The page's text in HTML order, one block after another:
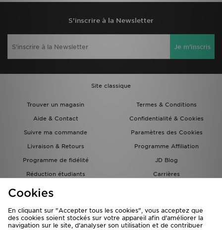
S'inscrire à la Newsletter
Je m'inscris
Site classique
Trouver un magasin
Termes & Conditions
Aide & Contact
Confidentialité & Cookies
Suivre ma commande
Paramètres des Cookies
Livraison & Retours
Programme Affiliation
Programme de fidélité
JD Blog
Réduction étudiants
Carrières
Carte Cadeau
Cookies
En cliquant sur "Accepter tous les cookies", vous acceptez que
des cookies soient stockés sur votre appareil afin d'améliorer la
navigation sur le site, d'analyser son utilisation et de contribuer